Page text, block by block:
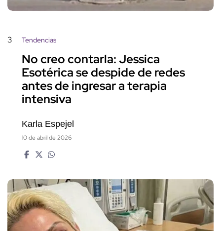
3 Tendencias
No creo contarla: Jessica
Esotérica se despide de redes
antes de ingresar a terapia
intensiva
Karla Espejel
10 de abril de 2026